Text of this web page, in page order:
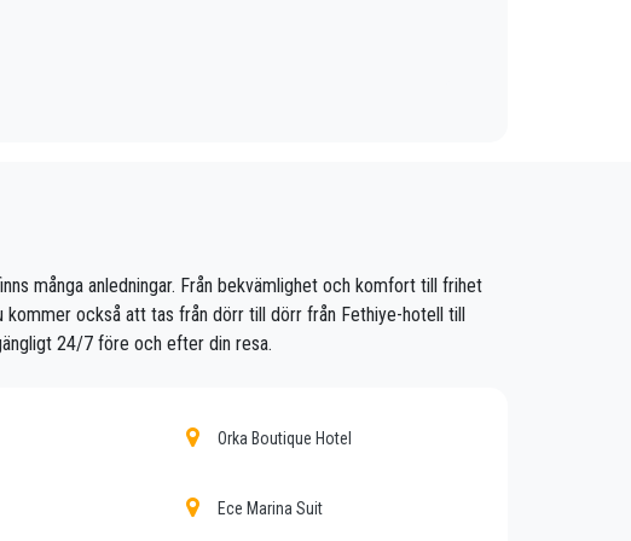
namn och mobiltelefonnummer, så kommer
kommer att vara där när du går av planet, med bilen
hjälpa dig med ditt flyg. bagage och tar dig till din
från Fethiye.
tack vare våra fasta priser och ekonomiska villkor.
många anledningar. Från bekvämlighet och komfort till frihet
också att tas från dörr till dörr från Fethiye-hotell till
24/7 före och efter din resa.
Orka Boutique Hotel
Ece Marina Suit